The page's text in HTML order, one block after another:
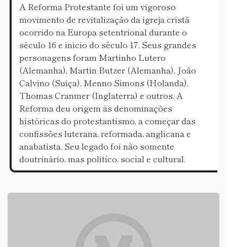
A Reforma Protestante foi um vigoroso
movimento de revitalização da igreja cristã
ocorrido na Europa setentrional durante o
século 16 e início do século 17. Seus grandes
personagens foram Martinho Lutero
(Alemanha), Martin Butzer (Alemanha), João
Calvino (Suíça), Menno Simons (Holanda),
Thomas Cranmer (Inglaterra) e outros. A
Reforma deu origem às denominações
históricas do protestantismo, a começar das
confissões luterana, reformada, anglicana e
anabatista. Seu legado foi não somente
doutrinário, mas político, social e cultural.